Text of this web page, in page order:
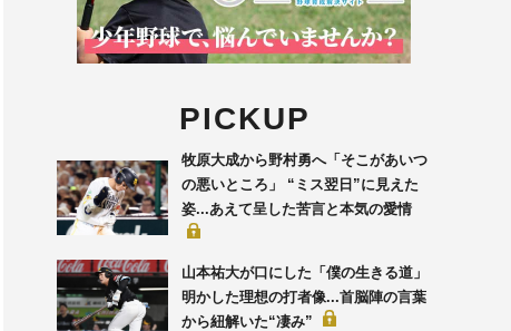
PICKUP
牧原大成から野村勇へ「そこがあいつ
の悪いところ」 “ミス翌日”に見えた
姿...あえて呈した苦言と本気の愛情
山本祐大が口にした「僕の生きる道」
明かした理想の打者像...首脳陣の言葉
から紐解いた“凄み”